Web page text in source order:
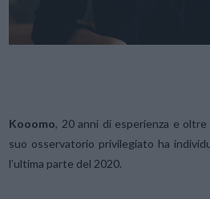
Kooomo, 20 anni di esperienza e
suo osservatorio privilegiato ha
l’ultima parte del 2020.